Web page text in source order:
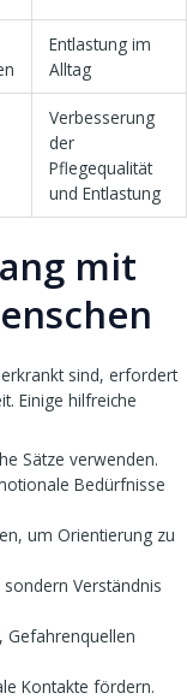
Entlastung im
Alltag
Verbesserung
der
Pflegequalität
und Entlastung
mit
sind, erfordert
Einige hilfreiche
Sätze verwenden.
Bedürfnisse
um Orientierung zu
Verständnis
Gefahrenquellen
Kontakte fördern.